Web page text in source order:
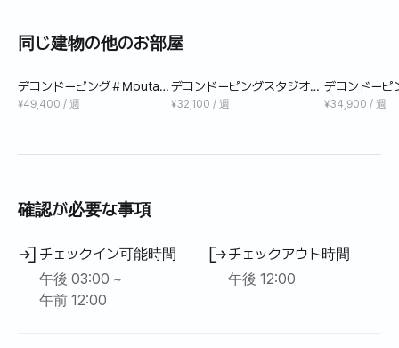
同じ建物の他のお部屋
デコンドーピング＃Moutain
view
¥49,400 / 週
デコンドーピングスタジオ
（ビルB）＃8階＃プールビ
¥32,100 / 週
デコンドーピ
（B Building
¥34,900 / 週
確認が必要な事項
チェックイン可能時間
午後 03:00 ~
午前 12:00
チェックアウト時間
午後 12:00